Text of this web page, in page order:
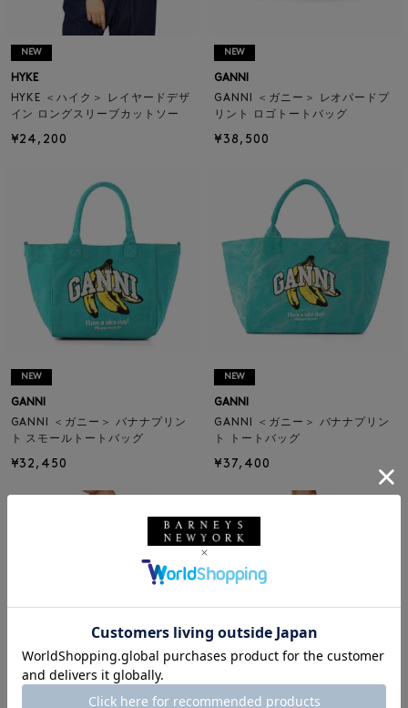
NEW
HYKE
HYKE ＜ハイク＞ レイヤードデザ
イン ロングスリーブカットソー
¥24,200
NEW
GANNI
GANNI ＜ガニー＞ レオパードプ
リント ロゴトートバッグ
¥38,500
NEW
GANNI
GANNI ＜ガニー＞ バナナプリン
ト スモールトートバッグ
¥32,450
NEW
GANNI
GANNI ＜ガニー＞ バナナプリン
ト トートバッグ
¥37,400
NEW